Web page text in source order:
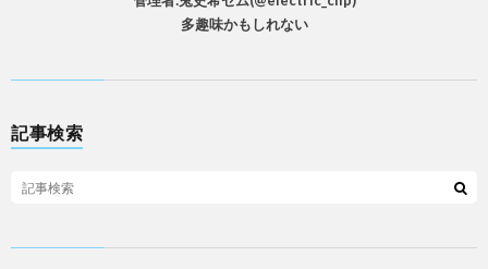
多趣味かもしれない
記事検索